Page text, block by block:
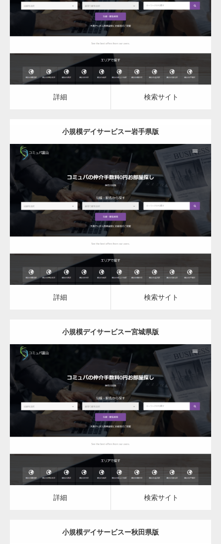
小規模デイサービス
詳細 検索サイト
詳細 検索サイト
小規模デイサービスー岩手県版
更新日： 2023.03.09
小規模デイサービス
詳細 検索サイト
詳細 検索サイト
小規模デイサービスー宮城県版
更新日： 2023.03.09
小規模デイサービス
詳細 検索サイト
詳細 検索サイト
小規模デイサービスー秋田県版